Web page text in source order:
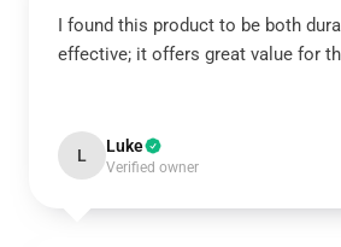
I found this product to be both
effective; it offers great value for
L Luke
Verified owner